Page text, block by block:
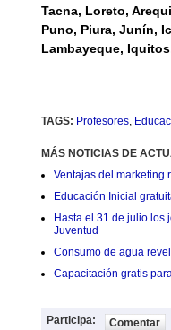
Tacna, Loreto,
Puno, Piura, Junín,
Lambayeque,
TAGS: Profesores,
MÁS NOTICIAS DE
Ventajas del marketing
Educación Inicial
Hasta el 31 de julio los
Juventud
Consumo de agua
Capacitación gratis
Participa: Comentar